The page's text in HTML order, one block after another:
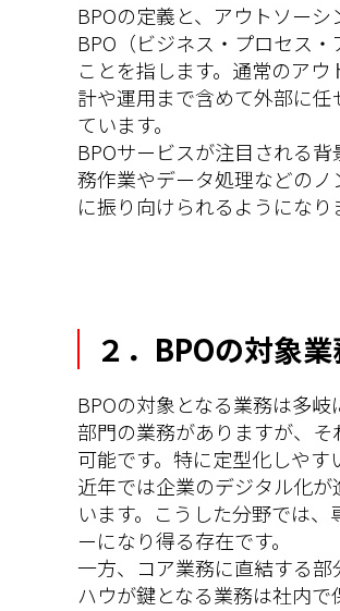
BPOの定義と、アウトソーシ
BPO（ビジネス・プロセス
ことを指します。通常のア
計や運用まで含めて外部に
ています。
BPOサービスが注目される
務作業やデータ処理などの
に振り向けられるようになり
２．BPOの対象
BPOの対象となる業務は多
部門の業務がありますが、
可能です。特に定型化しやす
近年では企業のデジタル化
います。こうした分野では
ーになり得る存在です。
一方、コア業務に直結する
ハウが鍵となる業務は社内で